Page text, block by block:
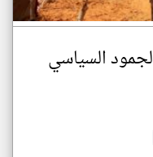
السياسي